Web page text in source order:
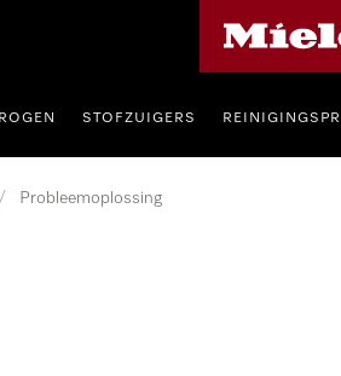
STOFZUIGERS
/ Probleemoplossing